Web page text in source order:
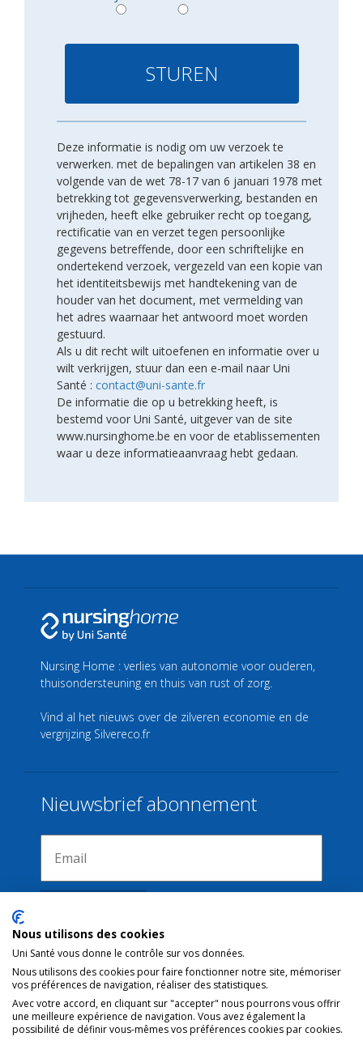
Deze informatie is nodig om uw verzoek te
verwerken. met de bepalingen van artikelen 38 en
volgende van de wet 78-17 van 6 januari 1978 met
betrekking tot gegevensverwerking, bestanden en
vrijheden, heeft elke gebruiker recht op toegang,
rectificatie van en verzet tegen persoonlijke
gegevens betreffende, door een schriftelijke en
ondertekend verzoek, vergezeld van een kopie van
het identiteitsbewijs met handtekening van de
houder van het document, met vermelding van
het adres waarnaar het antwoord moet worden
gestuurd.
Als u dit recht wilt uitoefenen en informatie over u
wilt verkrijgen, stuur dan een e-mail naar Uni
Santé : contact@uni-sante.fr
De informatie die op u betrekking heeft, is
bestemd voor Uni Santé, uitgever van de site
www.nursinghome.be en voor de etablissementen
waar u deze informatieaanvraag hebt gedaan.
Nursing Home : verlies van autonomie voor ouderen,
thuisondersteuning en thuis van rust of zorg.
Vind al het nieuws over de zilveren economie en de
vergrijzing Silvereco.fr
Nieuwsbrief abonnement
Verbindingen
Juridische kennisgeving
Nous utilisons des cookies
Uni Santé vous donne le contrôle sur vos données.
Nous utilisons des cookies pour faire fonctionner notre site, mémoriser
vos préférences de navigation, réaliser des statistiques.
Avec votre accord, en cliquant sur "accepter" nous pourrons vous offrir
une meilleure expérience de navigation. Vous avez également la
possibilité de définir vous-mêmes vos préférences cookies par cookies.